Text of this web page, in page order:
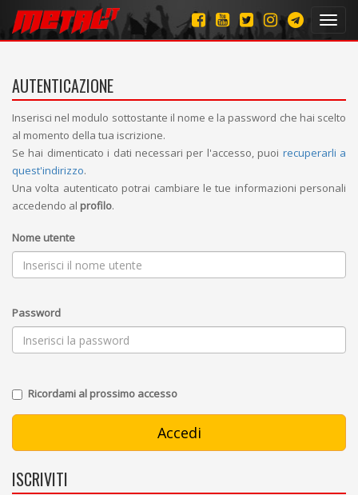
AUTENTICAZIONE
Inserisci nel modulo sottostante il nome e la password che hai scelto
al momento della tua iscrizione.
Se hai dimenticato i dati necessari per l'accesso, puoi recuperarli a
quest'indirizzo.
Una volta autenticato potrai cambiare le tue informazioni personali
accedendo al profilo.
Nome utente
Password
Ricordami al prossimo accesso
ISCRIVITI